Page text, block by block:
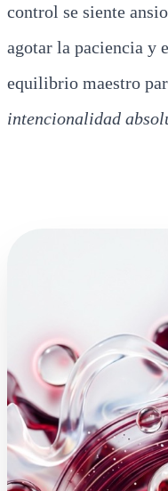
control se siente
agotar la paciencia y
equilibrio maestro
intencionalidad